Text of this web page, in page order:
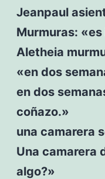
Jeanpaul
Murmuras:
Aletheia
«en dos
en dos
coñazo.»
una camarera
Una camarera
algo?»